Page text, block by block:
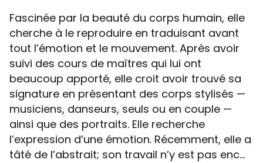
Fascinée par la beauté du corps humain, elle
cherche à le reproduire en traduisant avant
tout l’émotion et le mouvement. Après avoir
suivi des cours de maîtres qui lui ont
beaucoup apporté, elle croit avoir trouvé sa
signature en présentant des corps stylisés —
musiciens, danseurs, seuls ou en couple —
ainsi que des portraits. Elle recherche
l’expression d’une émotion. Récemment, elle a
tâté de l’abstrait; son travail n’y est pas enc...